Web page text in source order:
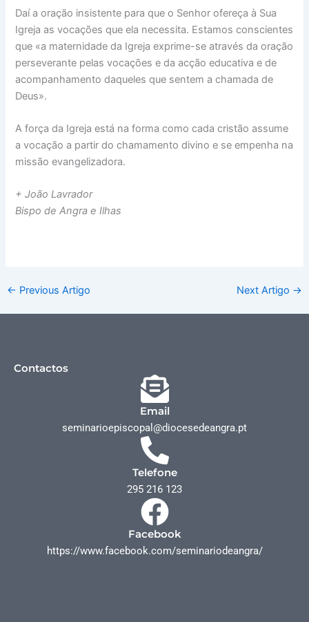
Daí a oração insistente para que o Senhor ofereça à Sua
Igreja as vocações que ela necessita. Estamos conscientes
que «a maternidade da Igreja exprime-se através da oração
perseverante pelas vocações e da acção educativa e de
acompanhamento daqueles que sentem a chamada de
Deus».
A força da Igreja está na forma como cada cristão assume
a vocação a partir do chamamento divino e se empenha na
missão evangelizadora.
+ João Lavrador
Bispo de Angra e Ilhas
← Previous Artigo Next Artigo →
Contactos
Email
seminarioepiscopal@diocesedeangra.pt
Telefone
295 216 123
Facebook
https://www.facebook.com/seminariodeangra/